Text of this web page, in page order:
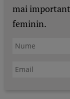
mai
feminin.